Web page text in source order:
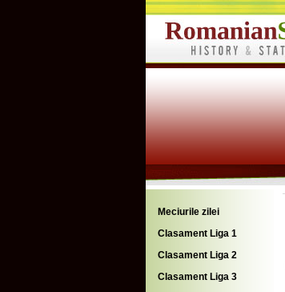
Meciurile zilei
Clasament Liga 1
Clasament Liga 2
Clasament Liga 3